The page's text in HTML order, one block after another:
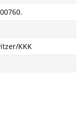
KKK